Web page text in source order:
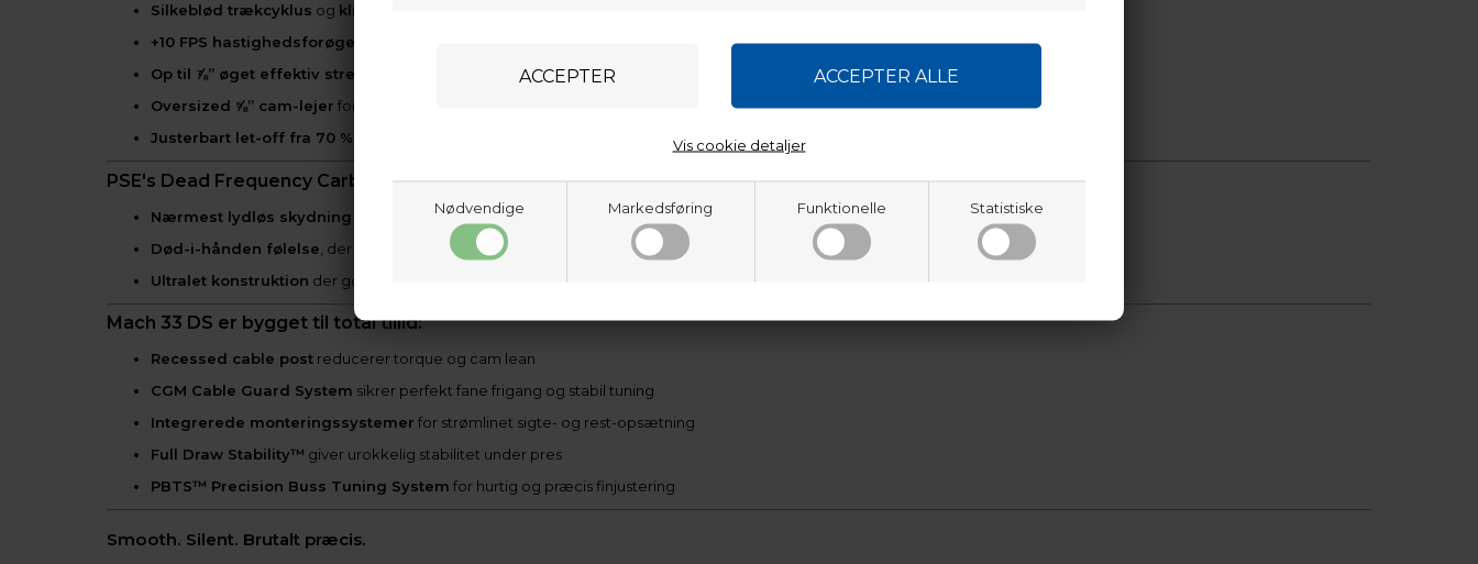
Nødvendige Markedsføring Funktionelle Statistiske
Vis cookie detaljer
Silkeblød trækcyklus og klippefast back wall
+10 FPS hastighedsforøgelse
Op til ⅞” øget effektiv strenge højde
for maksimal tilgivelse i højtryksskud
Oversized ⅝” cam-lejer for ekstrem holdbarhed og ultrajævn rotation
Justerbart let-off fra 70 % til 85 %
så du kan finjustere dit perfekte hold
PSE's Dead Frequency Carbon™ (DFC) riser gør hvert skud bedre:
Nærmest lydløs skydning for at forblive usynlig i skoven
Død-i-hånden følelse , der eliminerer vibration ved skuddet
Ultralet konstruktion der gør lange ture og dybe jagtsteder lettere
Mach 33 DS er bygget til total tillid:
Recessed cable post reducerer torque og cam lean
CGM Cable Guard System sikrer perfekt fane frigang og stabil tuning
Integrerede monteringssystemer for strømlinet sigte- og rest-opsætning
Full Draw Stability™ giver urokkelig stabilitet under pres
PBTS™ Precision Buss Tuning System for hurtig og præcis finjustering
Smooth. Silent. Brutalt præcis.